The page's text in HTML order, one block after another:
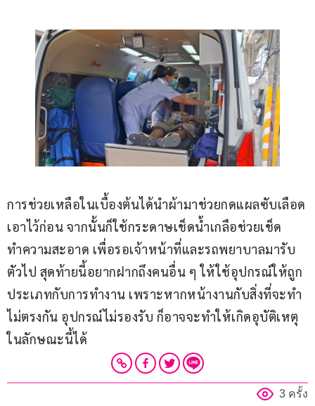
การช่วยเหลือในเบื้องต้นได้นำผ้ามาช่วยกดแผลซับเลือด
เอาไว้ก่อน จากนั้นก็ใช้กระดาษเช็ดน้ำเกลือช่วยเช็ด
ทำความสะอาด เพื่อรอเจ้าหน้าที่และรถพยาบาลมารับ
ตัวไป สุดท้ายนี้อยากฝากถึงคนอื่น ๆ ให้ใช้อุปกรณ์ให้ถูก
ประเภทกับการทำงาน เพราะหากหน้างานกับสิ่งที่จะทำ
ไม่ตรงกัน อุปกรณ์ไม่รองรับ ก็อาจจะทำให้เกิดอุบัติเหตุ
ในลักษณะนี้ได้
3 ครั้ง